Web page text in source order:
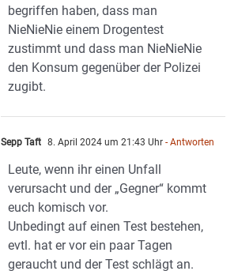
begriffen haben, dass man
NieNieNie einem Drogentest
zustimmt und dass man NieNieNie
den Konsum gegenüber der Polizei
zugibt.
Sepp Taft 8. April 2024 um 21:43 Uhr - Antworten
Leute, wenn ihr einen Unfall
verursacht und der „Gegner“ kommt
euch komisch vor.
Unbedingt auf einen Test bestehen,
evtl. hat er vor ein paar Tagen
geraucht und der Test schlägt an.